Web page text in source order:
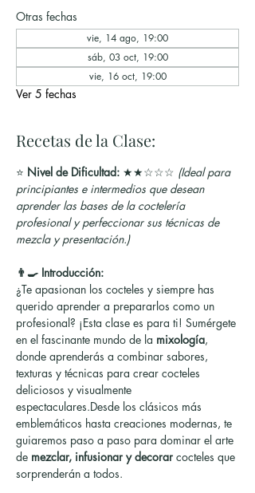
Otras fechas
vie, 14 ago, 19:00
sáb, 03 oct, 19:00
vie, 16 oct, 19:00
Ver 5 fechas
Recetas de la Clase:
⭐ Nivel de Dificultad: ★★☆☆☆ (Ideal para
principiantes e intermedios que desean
aprender las bases de la coctelería
profesional y perfeccionar sus técnicas de
mezcla y presentación.)
👨‍🍳 Introducción:
¿Te apasionan los cocteles y siempre has
querido aprender a prepararlos como un
profesional? ¡Esta clase es para ti! Sumérgete
en el fascinante mundo de la mixología,
donde aprenderás a combinar sabores,
texturas y técnicas para crear cocteles
deliciosos y visualmente
espectaculares.Desde los clásicos más
emblemáticos hasta creaciones modernas, te
guiaremos paso a paso para dominar el arte
de mezclar, infusionar y decorar cocteles que
sorprenderán a todos.